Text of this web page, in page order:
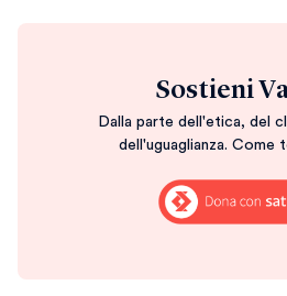
Sostieni
Dalla parte dell'etica, del
dell'uguaglianza. Come